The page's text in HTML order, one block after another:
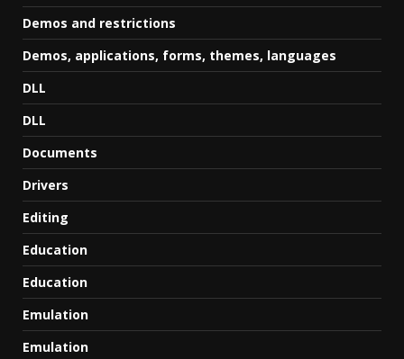
Demos and restrictions
Demos, applications, forms, themes, languages
DLL
DLL
Documents
Drivers
Editing
Education
Education
Emulation
Emulation